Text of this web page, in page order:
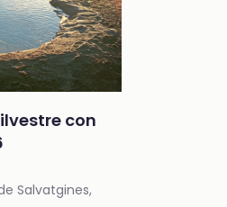
con
Salvatgines,